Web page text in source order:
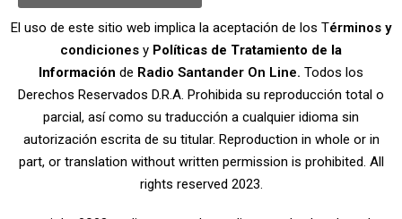
El uso de este sitio web implica la aceptación de los Términos y
condiciones y Políticas de Tratamiento de la
Información de Radio Santander On Line. Todos los
Derechos Reservados D.R.A. Prohibida su reproducción total o
parcial, así como su traducción a cualquier idioma sin
autorización escrita de su titular. Reproduction in whole or in
part, or translation without written permission is prohibited. All
rights reserved 2023.